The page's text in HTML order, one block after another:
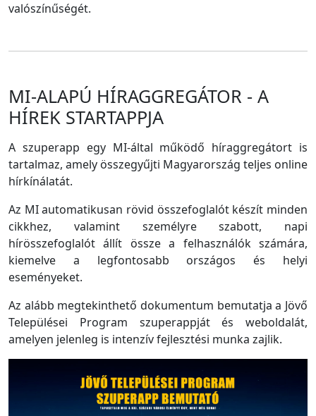
valószínűségét.
MI-ALAPÚ HÍRAGGREGÁTOR - A
HÍREK STARTAPPJA
A szuperapp egy MI-által működő híraggregátort is
tartalmaz, amely összegyűjti Magyarország teljes online
hírkínálatát.
Az MI automatikusan rövid összefoglalót készít minden
cikkhez, valamint személyre szabott, napi
hírösszefoglalót állít össze a felhasználók számára,
kiemelve a legfontosabb országos és helyi
eseményeket.
Az alább megtekinthető dokumentum bemutatja a Jövő
Települései Program szuperappját és weboldalát,
amelyen jelenleg is intenzív fejlesztési munka zajlik.